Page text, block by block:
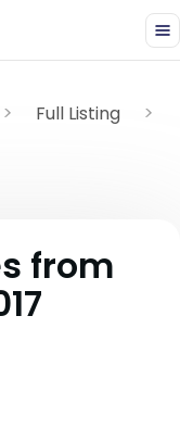
Full Listing
from